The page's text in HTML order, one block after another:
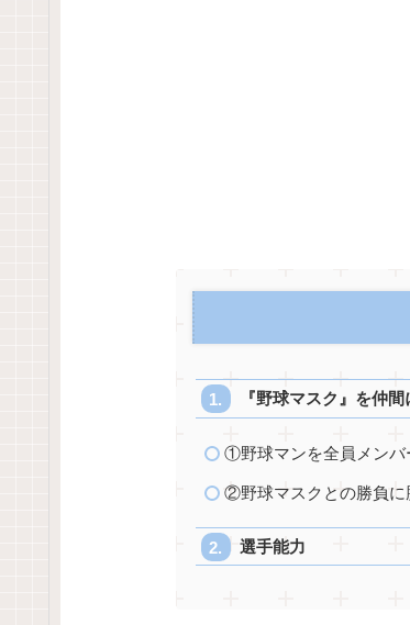
『野球マスク』を仲
①野球マンを全員メンバ
②野球マスクとの勝負に
選手能力